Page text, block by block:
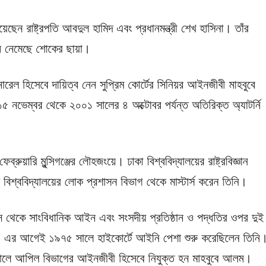
রাষ্ট্রপতি আবদুল হামিদ এবং প্রধানমন্ত্রী শেখ হাসিনা। তাঁর
শোকের ছায়া।
হিসেবে দায়িত্ব নেন সুপ্রিম কোর্টের সিনিয়র আইনজীবী মাহবুবে
থেকে ২০০১ সালের ৪ অক্টোবর পর্যন্ত অতিরিক্ত অ্যাটর্নি
মুন্সিগঞ্জের লৌহজংয়ে। ঢাকা বিশ্ববিদ্যালয়ের রাষ্ট্রবিজ্ঞান
লোক প্রশাসন বিভাগ থেকে মাস্টার্স করেন তিনি।
সাংবিধানিক আইন এবং সংসদীয় প্রতিষ্ঠান ও পদ্ধতির ওপর দুই
আগেই ১৯৭৫ সালে হাইকোর্টে আইনি পেশা শুরু করেছিলেন তিনি।
আপিল বিভাগের আইনজীবী হিসেবে নিযুক্ত হন মাহবুবে আলম।